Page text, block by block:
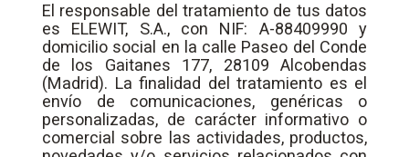
El responsable del tratamiento de tus datos
es ELEWIT, S.A., con NIF: A-88409990 y
domicilio social en la calle Paseo del Conde
de los Gaitanes 177, 28109 Alcobendas
(Madrid). La finalidad del tratamiento es el
envío de comunicaciones, genéricas o
personalizadas, de carácter informativo o
comercial sobre las actividades, productos,